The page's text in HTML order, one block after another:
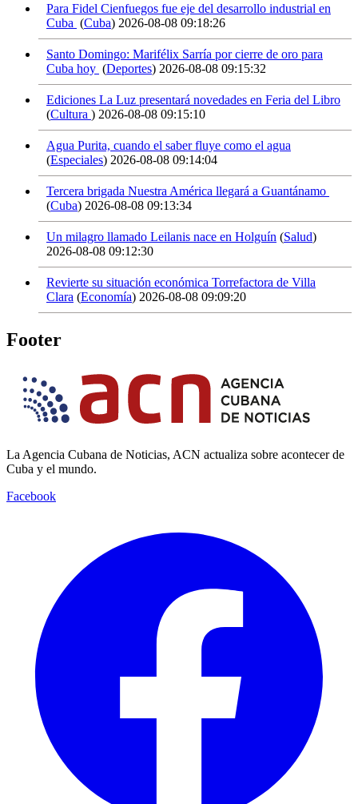
Para Fidel Cienfuegos fue eje del desarrollo industrial en
Cuba (Cuba) 2026-08-08 09:18:26
Santo Domingo: Marifélix Sarría por cierre de oro para
Cuba hoy (Deportes) 2026-08-08 09:15:32
Ediciones La Luz presentará novedades en Feria del Libro
(Cultura ) 2026-08-08 09:15:10
Agua Purita, cuando el saber fluye como el agua
(Especiales) 2026-08-08 09:14:04
Tercera brigada Nuestra América llegará a Guantánamo
(Cuba) 2026-08-08 09:13:34
Un milagro llamado Leilanis nace en Holguín (Salud)
2026-08-08 09:12:30
Revierte su situación económica Torrefactora de Villa
Clara (Economía) 2026-08-08 09:09:20
Footer
La Agencia Cubana de Noticias, ACN actualiza sobre acontecer de
Cuba y el mundo.
Facebook